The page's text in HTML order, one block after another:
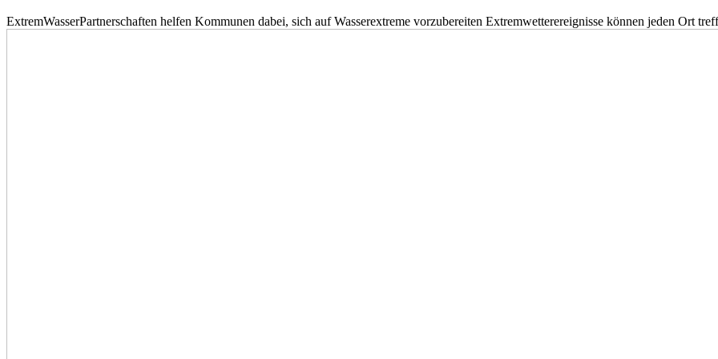
ExtremWasserPartnerschaften helfen Kommunen dabei, sich auf Wasserextreme vorzubereiten Extremwetterereignisse können jeden Ort